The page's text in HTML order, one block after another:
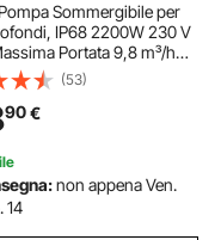
Sommergibile per
IP68 2200W 230 V
Portata 9,8 m³/h
144m, Cavo Elettrico
Inox Pompa per
Industriale Uso
(53)
90€
non appena Ven.
14